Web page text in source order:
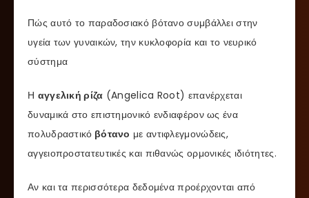
Πώς αυτό το παραδοσιακό βότανο συμβάλλει στην
υγεία των γυναικών, την κυκλοφορία και το νευρικό
σύστημα
Η αγγελική ρίζα (Angelica Root) επανέρχεται
δυναμικά στο επιστημονικό ενδιαφέρον ως ένα
πολυδραστικό βότανο με αντιφλεγμονώδεις,
αγγειοπροστατευτικές και πιθανώς ορμονικές ιδιότητες.
Αν και τα περισσότερα δεδομένα προέρχονται από